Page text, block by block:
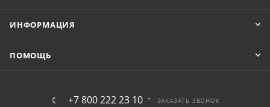
ИНФОРМАЦИЯ
ПОМОЩЬ
+7 800 222 23 10 ЗАКАЗАТЬ ЗВОНОК